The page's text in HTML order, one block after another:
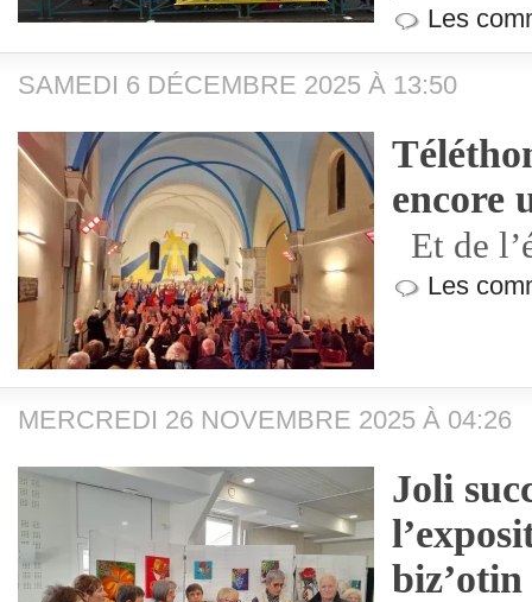
Les
SAMEDI 6 DÉCEMBRE 2025 À 13:50
encore
Et de
Les
MERCREDI 26 NOVEMBRE 2025 À 04:26
Joli
biz’otin